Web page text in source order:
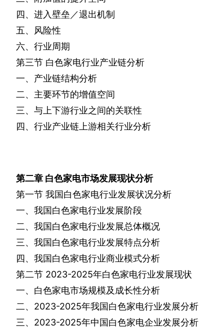
四、进入壁垒／退出机制
五、风险性
六、行业周期
第三节 白色家电行业产业链分析
一、产业链结构分析
二、主要环节的增值空间
三、与上下游行业之间的关联性
四、行业产业链上游相关行业分析
第二章 白色家电市场发展现状分析
第一节 我国白色家电行业发展状况分析
一、我国白色家电行业发展阶段
二、我国白色家电行业发展总体概况
三、我国白色家电行业发展特点分析
四、我国白色家电行业商业模式分析
第二节 2023-2025年白色家电行业发展现状
一、白色家电市场规模及成长性分析
二、 2023-2025年我国白色家电行业发展分析
三、 2023-2025年中国白色家电企业发展分析